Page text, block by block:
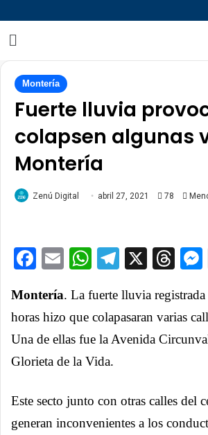
Montería
Fuerte lluvia
colapsen algunas
Montería
Zenú Digital abril 27, 2021 78
Facebook
EmailWhatsApp
X
Montería. La fuerte lluvia
horas hizo que colapasaran varias
Una de ellas fue la Avenida
Glorieta de la Vida.
Este secto junto con otras calles del
generan inconvenientes a los